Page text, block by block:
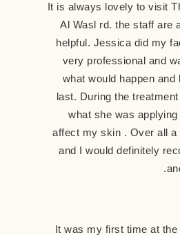
It is always lovely to visit
Al Wasl rd. the staff are
helpful. Jessica did my
very professional and
what would happen and
last. During the
what she was
affect my skin . Over all a
and I would definitely
It was my first time at